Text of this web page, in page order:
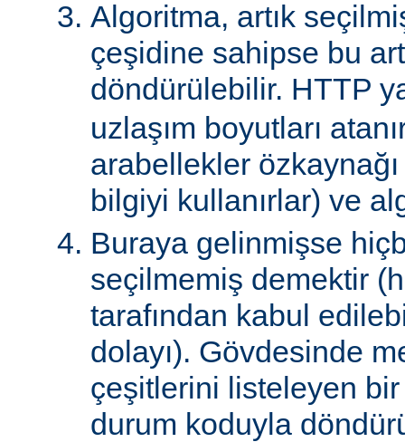
Algoritma, artık
çeşidine sahipse bu
döndürülebilir. HTTP
uzlaşım boyutları
arabellekler
bilgiyi kullanırlar) ve
Buraya gelinmişse
seçilmemiş demektir
tarafından kabul
dolayı). Gövdesinde
çeşitlerini listeleyen
durum koduyla